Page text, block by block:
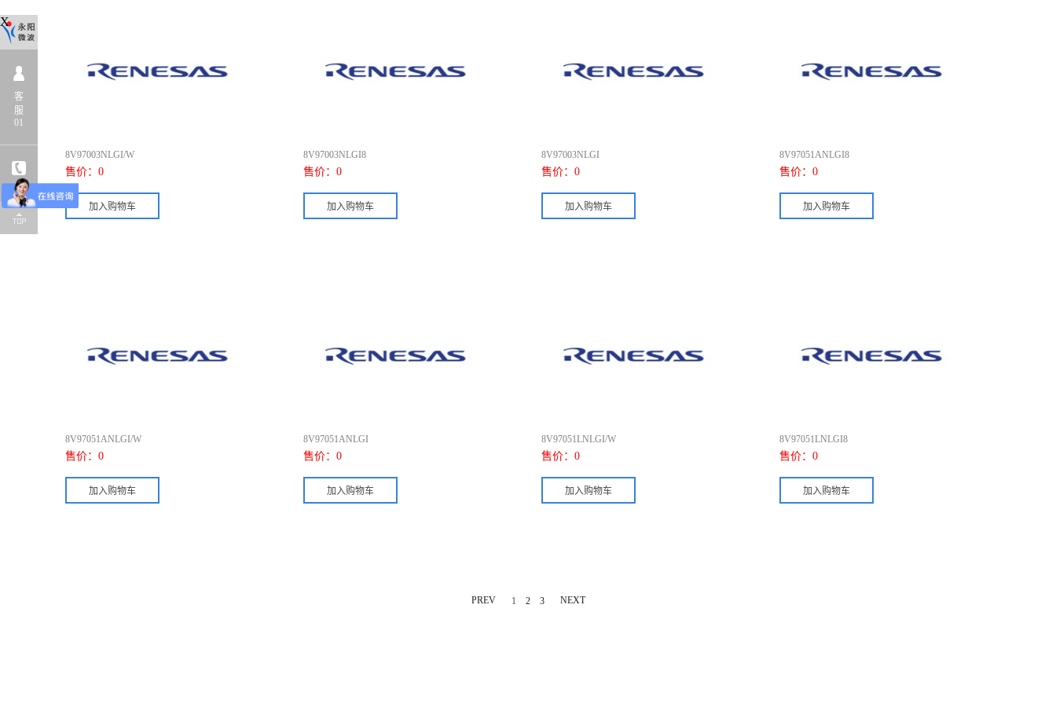
8V97003NLGI/W
售价： 0
8V97003NLGI8
售价： 0
8V97003NLGI
售价： 0
8V97051ANLGI8
售价： 0
8V97051ANLGI/W
售价： 0
8V97051ANLGI
售价： 0
8V97051LNLGI/W
售价： 0
8V97051LNLGI8
售价： 0
PREV 1 2 3 NEXT
X
客
服
01